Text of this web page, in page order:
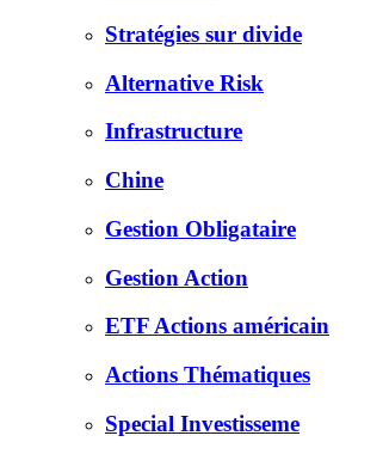
Stratégies sur divide
Alternative Risk
Infrastructure
Chine
Gestion Obligataire
Gestion Action
ETF Actions américain
Actions Thématiques
Special Investisseme